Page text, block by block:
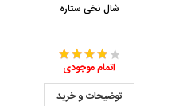
شال نخی ستاره
اتمام موجودی
توضیحات و خرید